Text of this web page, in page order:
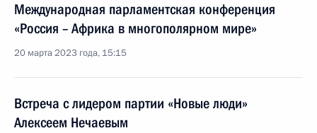
Международная парламентская конференция
«Россия – Африка в многополярном мире»
20 марта 2023 года, 15:15
Встреча с лидером партии «Новые люди»
Алексеем Нечаевым